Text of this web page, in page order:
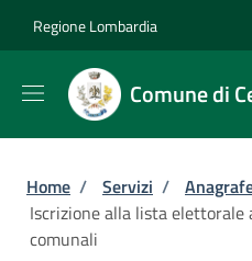
Regione Lombardia
Comune di
Briciole di
Home / Servizi /
Iscrizione alla lista elettorale
comunali